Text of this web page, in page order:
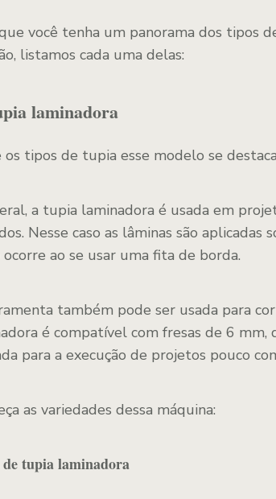
você tenha um panorama dos tipos
listamos cada uma delas:
laminadora
os tipos de tupia esse modelo se
a tupia laminadora é usada em
Nesse caso as lâminas são aplicadas
ocorre ao se usar uma fita de borda.
também pode ser usada para
é compatível com fresas de 6
para a execução de projetos pouco
as variedades dessa máquina:
tupia laminadora